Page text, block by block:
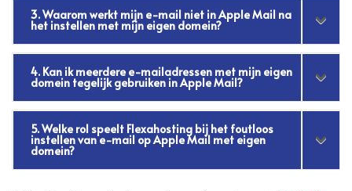
3. Waarom werkt mijn e-mail niet in Apple Mail na
het instellen met mijn eigen domein?
4. Kan ik meerdere e-mailadressen met mijn eigen
domein tegelijk gebruiken in Apple Mail?
5. Welke rol speelt Flexahosting bij het foutloos
instellen van e-mail op Apple Mail met eigen
domein?